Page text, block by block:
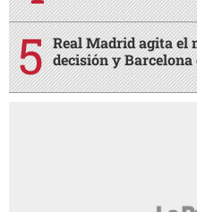
Real Madrid agita el
decisión y